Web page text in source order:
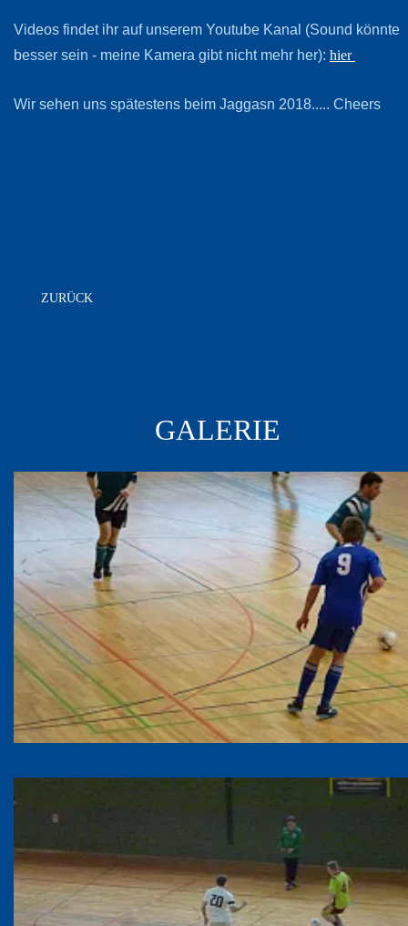
Videos findet ihr auf unserem Youtube Kanal (Sound könnte
besser sein - meine Kamera gibt nicht mehr her): hier
Wir sehen uns spätestens beim Jaggasn 2018..... Cheers
ZURÜCK
GALERIE